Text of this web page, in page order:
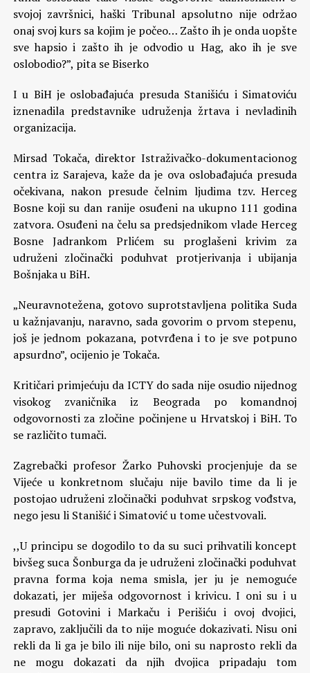
svojoj završnici, haški Tribunal apsolutno nije održao
onaj svoj kurs sa kojim je počeo… Zašto ih je onda uopšte
sve hapsio i zašto ih je odvodio u Hag, ako ih je sve
oslobodio?”, pita se Biserko
I u BiH je oslobađajuća presuda Stanišiću i Simatoviću
iznenadila predstavnike udruženja žrtava i nevladinih
organizacija.
Mirsad Tokača, direktor Istraživačko-dokumentacionog
centra iz Sarajeva, kaže da je ova oslobađajuća presuda
očekivana, nakon presude čelnim ljudima tzv. Herceg
Bosne koji su dan ranije osuđeni na ukupno 111 godina
zatvora. Osuđeni na čelu sa predsjednikom vlade Herceg
Bosne Jadrankom Prlićem su proglašeni krivim za
udruženi zločinački poduhvat protjerivanja i ubijanja
Bošnjaka u BiH.
„Neuravnotežena, gotovo suprotstavljena politika Suda
u kažnjavanju, naravno, sada govorim o prvom stepenu,
još je jednom pokazana, potvrđena i to je sve potpuno
apsurdno”, ocijenio je Tokača.
Kritičari primjećuju da ICTY do sada nije osudio nijednog
visokog zvaničnika iz Beograda po komandnoj
odgovornosti za zločine počinjene u Hrvatskoj i BiH. To
se različito tumači.
Zagrebački profesor Žarko Puhovski procjenjuje da se
Vijeće u konkretnom slučaju nije bavilo time da li je
postojao udruženi zločinački poduhvat srpskog vođstva,
nego jesu li Stanišić i Simatović u tome učestvovali.
,,U principu se dogodilo to da su suci prihvatili koncept
bivšeg suca Šonburga da je udruženi zločinački poduhvat
pravna forma koja nema smisla, jer ju je nemoguće
dokazati, jer miješa odgovornost i krivicu. I oni su i u
presudi Gotovini i Markaču i Perišiću i ovoj dvojici,
zapravo, zaključili da to nije moguće dokazivati. Nisu oni
rekli da li ga je bilo ili nije bilo, oni su naprosto rekli da
ne mogu dokazati da njih dvojica pripadaju tom